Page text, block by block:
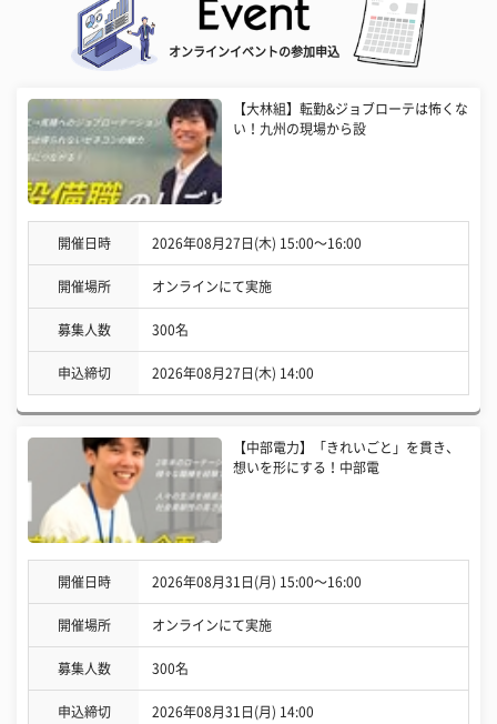
オンラインイベントの参加申込
【大林組】転勤&ジョブローテは怖くな
い！九州の現場から設
開催日時 2026年08月27日(木) 15:00〜16:00
開催場所 オンラインにて実施
募集人数 300名
申込締切 2026年08月27日(木) 14:00
【中部電力】「きれいごと」を貫き、
想いを形にする！中部電
開催日時 2026年08月31日(月) 15:00〜16:00
開催場所 オンラインにて実施
募集人数 300名
申込締切 2026年08月31日(月) 14:00